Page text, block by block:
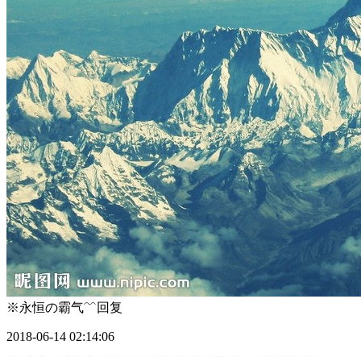
※永恒の霸气﹌回复
2018-06-14 02:14:06